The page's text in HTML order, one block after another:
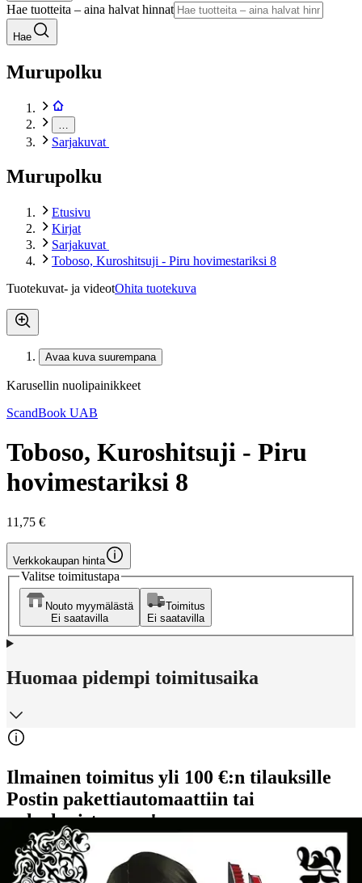
Hae tuotteita – aina halvat hinnat
Hae
Murupolku
Sarjakuvat
Murupolku
Etusivu
Kirjat
Sarjakuvat
Toboso, Kuroshitsuji - Piru hovimestariksi 8
Tuotekuvat- ja videotOhita tuotekuva
Avaa kuva suurempana
Karusellin nuolipainikkeet
ScandBook UAB
Toboso, Kuroshitsuji - Piru
hovimestariksi 8
11,75 €
Verkkokaupan hinta
Valitse toimitustapa
Nouto myymälästä
Ei saatavilla
Toimitus
Ei saatavilla
Huomaa pidempi toimitusaika
Ilmainen toimitus yli 100 €:n tilauksille
Postin pakettiautomaattiin tai
palvelupisteeseen!
Etu ei koske Suuri‑lisäpalvelulla toimitettavia tuotteita.